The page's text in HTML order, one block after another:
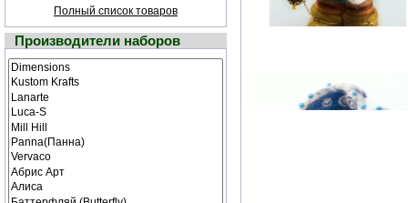
Полный список товаров
Производители наборов